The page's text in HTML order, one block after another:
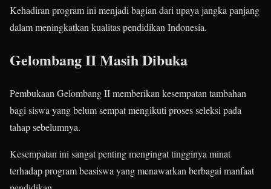
Kehadiran program ini menjadi bagian dari upaya jangka panjang
dalam meningkatkan kualitas pendidikan Indonesia.
Gelombang II Masih Dibuka
Pembukaan Gelombang II memberikan kesempatan tambahan
bagi siswa yang belum sempat mengikuti proses seleksi pada
tahap sebelumnya.
Kesempatan ini sangat penting mengingat tingginya minat
terhadap program beasiswa yang menawarkan berbagai manfaat